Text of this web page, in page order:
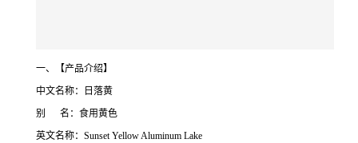
一、【产品介绍】
中文名称：日落黄
别 名：食用黄色
英文名称：Sunset Yellow Aluminum Lake